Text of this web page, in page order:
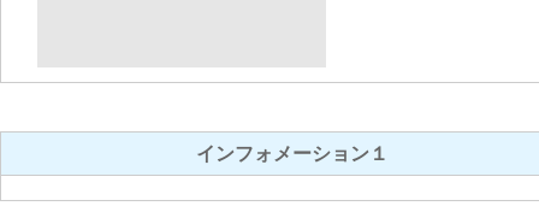
インフォメーション１